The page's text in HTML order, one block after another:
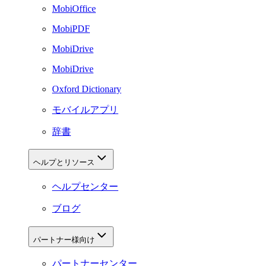
MobiOffice
MobiPDF
MobiDrive
MobiDrive
Oxford Dictionary
モバイルアプリ
辞書
ヘルプとリソース
ヘルプセンター
ブログ
パートナー様向け
パートナーセンター